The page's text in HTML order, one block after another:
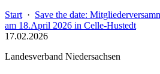
Start · Save the date:
am 18.April 2026 in Celle-Hustedt
17.02.2026
Landesverband Niedersachsen